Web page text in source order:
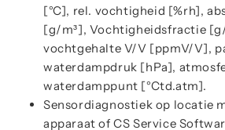
[°C], rel. vochtigheid [%rh],
[g/m³], Vochtigheidsfractie
vochtgehalte V/V [ppmV/V],
waterdampdruk [hPa],
waterdamppunt [°Ctd.atm].
Sensordiagnostiek op locatie
apparaat of CS Service